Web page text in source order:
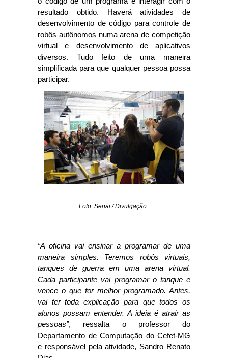
resultado obtido. Haverá atividades de
desenvolvimento de código para controle de
robôs autônomos numa arena de competição
virtual e desenvolvimento de aplicativos
diversos. Tudo feito de uma maneira
simplificada para que qualquer pessoa possa
participar.
Foto: Senai / Divulgação.
“A oficina vai ensinar a programar de uma
maneira simples. Teremos robôs virtuais,
tanques de guerra em uma arena virtual.
Cada participante vai programar o tanque e
vence o que for melhor programado. Antes,
vai ter toda explicação para que todos os
alunos possam entender. A ideia é atrair as
pessoas”, ressalta o professor do
Departamento de Computação do Cefet-MG
e responsável pela atividade, Sandro Renato